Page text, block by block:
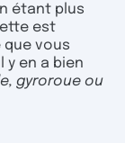
étant plus
est
vous
y en a bien
gyroroue ou